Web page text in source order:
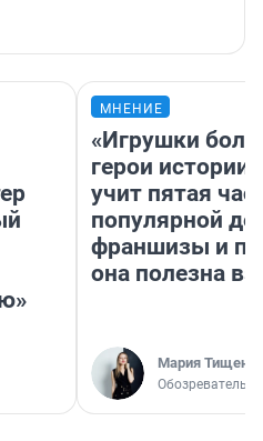
МНЕНИЕ
«Игрушки
герои
учит пятая
популярной
франшизы и
она полезна
Мария Тищенко
Обозреватель